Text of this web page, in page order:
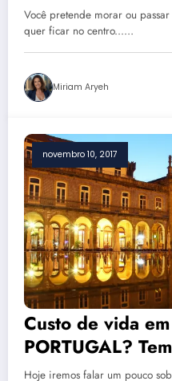
Você pretende morar ou
quer ficar no centro...…
Miriam Aryeh
novembro 10, 2017
Custo de vida
PORTUGAL?
AGORA!
Hoje iremos falar um pouco